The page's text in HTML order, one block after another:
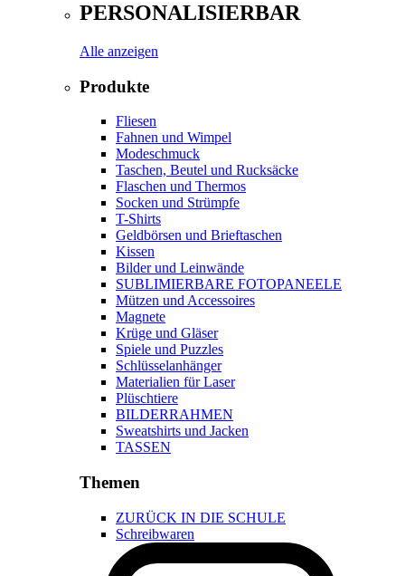
PERSONALISIERBAR
Alle anzeigen
Produkte
Fliesen
Fahnen und Wimpel
Modeschmuck
Taschen, Beutel und Rucksäcke
Flaschen und Thermos
Socken und Strümpfe
T-Shirts
Geldbörsen und Brieftaschen
Kissen
Bilder und Leinwände
SUBLIMIERBARE FOTOPANEELE
Mützen und Accessoires
Magnete
Krüge und Gläser
Spiele und Puzzles
Schlüsselanhänger
Materialien für Laser
Plüschtiere
BILDERRAHMEN
Sweatshirts und Jacken
TASSEN
Themen
ZURÜCK IN DIE SCHULE
Schreibwaren